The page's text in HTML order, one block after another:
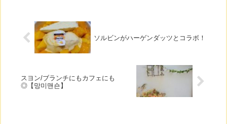
ソルビンがハーゲンダッツとコラボ！
スヨン/ブランチにもカフェにも
◎【망미맨숀】